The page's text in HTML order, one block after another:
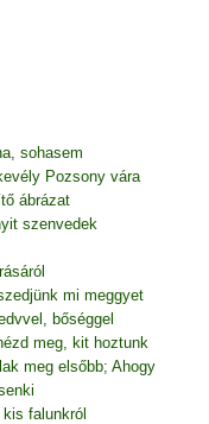
sohasem
Pozsony vára
ábrázat
szenvedek
mi meggyet
bőséggel
meg, kit hoztunk
meg elsőbb; Ahogy
falunkról